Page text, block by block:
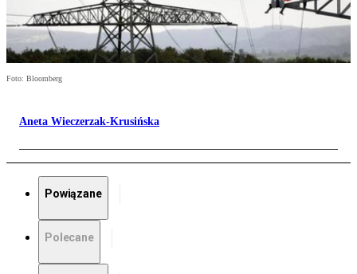
Foto: Bloomberg
Aneta Wieczerzak-Krusińska
Powiązane
Polecane